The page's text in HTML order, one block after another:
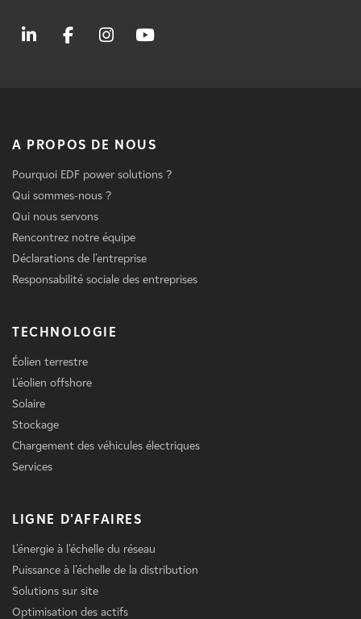
A PROPOS DE NOUS
Pourquoi EDF power solutions ?
Qui sommes-nous ?
Qui nous servons
Rencontrez notre équipe
Déclarations de l'entreprise
Responsabilité sociale des entreprises
TECHNOLOGIE
Éolien terrestre
L'éolien offshore
Solaire
Stockage
Chargement des véhicules électriques
Services
LIGNE D'AFFAIRES
L'énergie à l'échelle du réseau
Puissance à l'échelle de la distribution
Solutions sur site
Optimisation des actifs